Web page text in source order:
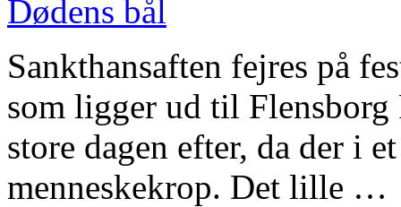
Sankthansaften fejres på
som ligger ud til
store dagen efter, da der i
menneskekrop. Det lille …